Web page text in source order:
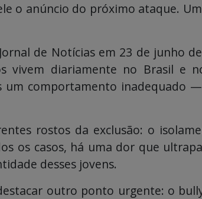
o anúncio do próximo ataque.
de Notícias em 23 de junho
diariamente no Brasil e
um comportamento inadequado
rostos da exclusão: o
os casos, há uma dor que
desses jovens.
outro ponto urgente: o